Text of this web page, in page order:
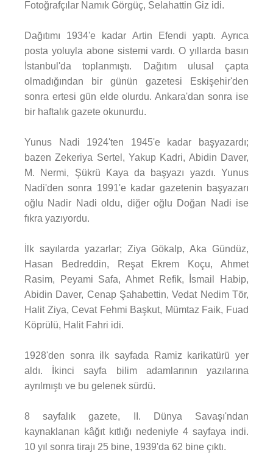
Fotoğrafçılar Namık Görgüç, Selahattin Giz idi.
Dağıtımı 1934'e kadar Artin Efendi yaptı. Ayrıca
posta yoluyla abone sistemi vardı. O yıllarda basın
İstanbul'da toplanmıştı. Dağıtım ulusal çapta
olmadığından bir günün gazetesi Eskişehir'den
sonra ertesi gün elde olurdu. Ankara'dan sonra ise
bir haftalık gazete okunurdu.
Yunus Nadi 1924'ten 1945'e kadar başyazardı;
bazen Zekeriya Sertel, Yakup Kadri, Abidin Daver,
M. Nermi, Şükrü Kaya da başyazı yazdı. Yunus
Nadi'den sonra 1991'e kadar gazetenin başyazarı
oğlu Nadir Nadi oldu, diğer oğlu Doğan Nadi ise
fıkra yazıyordu.
İlk sayılarda yazarlar; Ziya Gökalp, Aka Gündüz,
Hasan Bedreddin, Reşat Ekrem Koçu, Ahmet
Rasim, Peyami Safa, Ahmet Refik, İsmail Habip,
Abidin Daver, Cenap Şahabettin, Vedat Nedim Tör,
Halit Ziya, Cevat Fehmi Başkut, Mümtaz Faik, Fuad
Köprülü, Halit Fahri idi.
1928'den sonra ilk sayfada Ramiz karikatürü yer
aldı. İkinci sayfa bilim adamlarının yazılarına
ayrılmıştı ve bu gelenek sürdü.
8 sayfalık gazete, II. Dünya Savaşı'ndan
kaynaklanan kâğıt kıtlığı nedeniyle 4 sayfaya indi.
10 yıl sonra tirajı 25 bine, 1939'da 62 bine çıktı.